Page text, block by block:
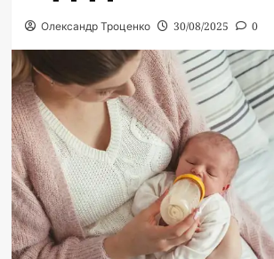
Олександр Троценко 30/08/2025 0